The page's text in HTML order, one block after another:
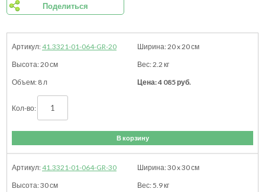
Поделиться
41.3321-01-064-GR-20 20 x 20см
20см 2.2 кг
8 л
4 085руб.
В корзину
41.3321-01-064-GR-30 30 x 30см
30см 5.9кг